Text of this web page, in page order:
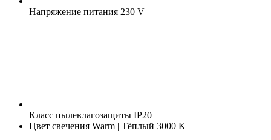
Напряжение питания 230 V
Класс пылевлагозащиты IP20
Цвет свечения Warm | Тёплый 3000 K